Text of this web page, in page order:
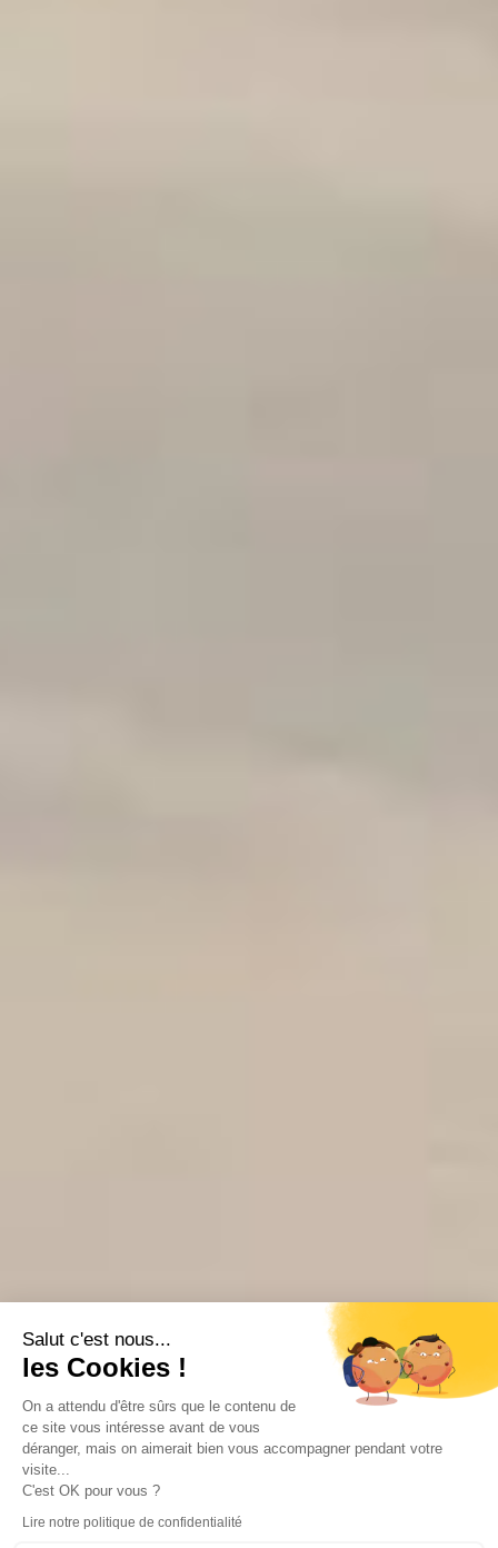
Salut c'est nous...
les Cookies !
On a attendu d'être sûrs que le contenu de
ce site vous intéresse avant de vous
déranger, mais on aimerait bien vous accompagner pendant votre
visite...
C'est OK pour vous ?
Lire notre politique de confidentialité